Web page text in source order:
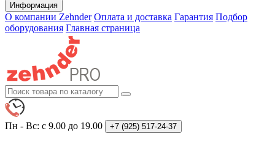
Информация
О компании Zehnder Оплата и доставка Гарантия Подбор
оборудования Главная страница
Пн - Вс: с 9.00 до 19.00 +7 (925) 517-24-37